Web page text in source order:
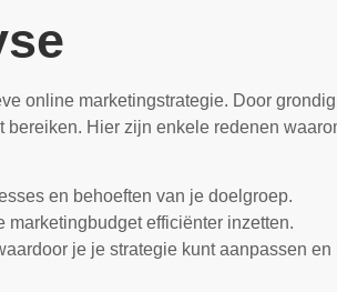
online marketingstrategie. Door
Hier zijn enkele redenen
en behoeften van je doelgroep.
efficiënter inzetten.
je je strategie kunt aanpassen